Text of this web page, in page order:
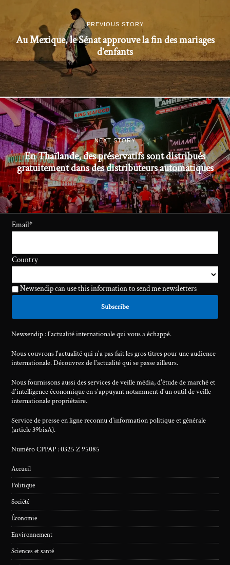
PREVIOUS STORY
Au Mexique, le Sénat approuve la fin des mariages
d’enfants
NEXT STORY
En Thaïlande, des préservatifs sont distribués
gratuitement dans des distributeurs automatiques
Email*
Country
Newsendip can use this information to send me newsletters
Newsendip : l'actualité internationale qui vous a échappé.
Nous couvrons l'actualité qui n'a pas fait les gros titres pour une audience
internationale. Découvrez de l'actualité qui se passe ailleurs.
Nous fournissons aussi des services de veille média, d'étude de marché et
d'intelligence économique en s'appuyant notamment d'un outil de veille
internationale propriétaire.
Service de presse en ligne reconnu d'information politique et générale
(article 39bisA).
Numéro CPPAP : 0325 Z 95085
Accueil
Politique
Société
Économie
Environnement
Sciences et santé